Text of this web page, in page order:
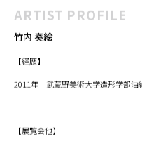
ARTIST PROFILE
竹内 奏絵
【経歴】
2011年 武蔵野美術大学造形学部油
【展覧会他】